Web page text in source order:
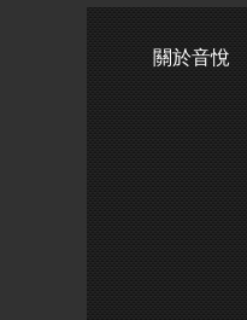
關於音悅